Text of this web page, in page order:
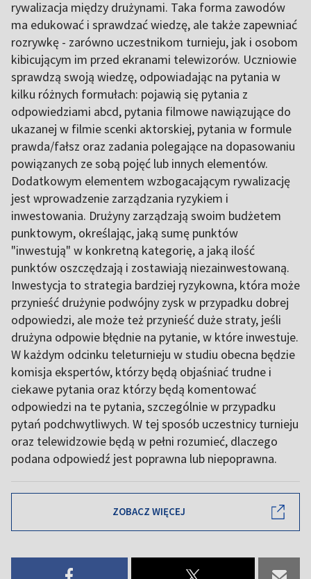
rywalizacja między drużynami. Taka forma zawodów
ma edukować i sprawdzać wiedzę, ale także zapewniać
rozrywkę - zarówno uczestnikom turnieju, jak i osobom
kibicującym im przed ekranami telewizorów. Uczniowie
sprawdzą swoją wiedzę, odpowiadając na pytania w
kilku różnych formułach: pojawią się pytania z
odpowiedziami abcd, pytania filmowe nawiązujące do
ukazanej w filmie scenki aktorskiej, pytania w formule
prawda/fałsz oraz zadania polegające na dopasowaniu
powiązanych ze sobą pojęć lub innych elementów.
Dodatkowym elementem wzbogacającym rywalizację
jest wprowadzenie zarządzania ryzykiem i
inwestowania. Drużyny zarządzają swoim budżetem
punktowym, określając, jaką sumę punktów
"inwestują" w konkretną kategorię, a jaką ilość
punktów oszczędzają i zostawiają niezainwestowaną.
Inwestycja to strategia bardziej ryzykowna, która może
przynieść drużynie podwójny zysk w przypadku dobrej
odpowiedzi, ale może też przynieść duże straty, jeśli
drużyna odpowie błędnie na pytanie, w które inwestuje.
W każdym odcinku teleturnieju w studiu obecna będzie
komisja ekspertów, którzy będą objaśniać trudne i
ciekawe pytania oraz którzy będą komentować
odpowiedzi na te pytania, szczególnie w przypadku
pytań podchwytliwych. W tej sposób uczestnicy turnieju
oraz telewidzowie będą w pełni rozumieć, dlaczego
podana odpowiedź jest poprawna lub niepoprawna.
ZOBACZ WIĘCEJ